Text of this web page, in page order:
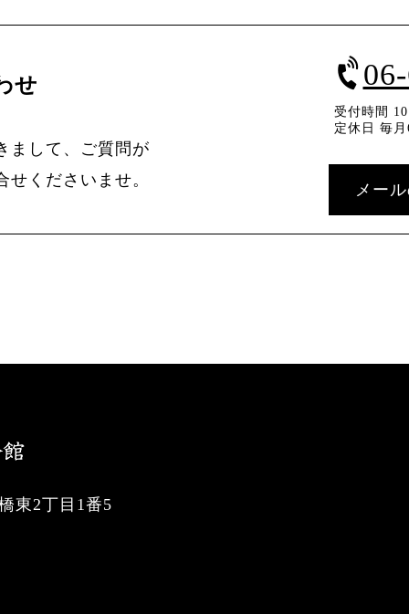
せ
まして、ご質問が
くださいませ。
受付時間
定休日 毎月
メー
東2丁目1番5